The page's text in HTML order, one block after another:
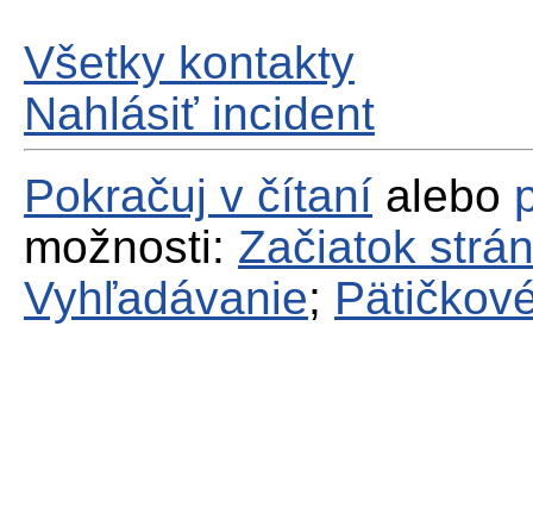
Všetky kontakty
Nahlásiť incident
Pokračuj v čítaní alebo
možnosti: Začiatok
Vyhľadávanie;